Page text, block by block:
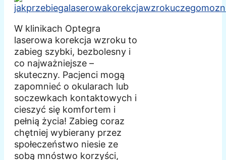
W klinikach Optegra
laserowa korekcja wzroku to
zabieg szybki, bezbolesny i
co najważniejsze –
skuteczny. Pacjenci mogą
zapomnieć o okularach lub
soczewkach kontaktowych i
cieszyć się komfortem i
pełnią życia! Zabieg coraz
chętniej wybierany przez
społeczeństwo niesie ze
sobą mnóstwo korzyści,